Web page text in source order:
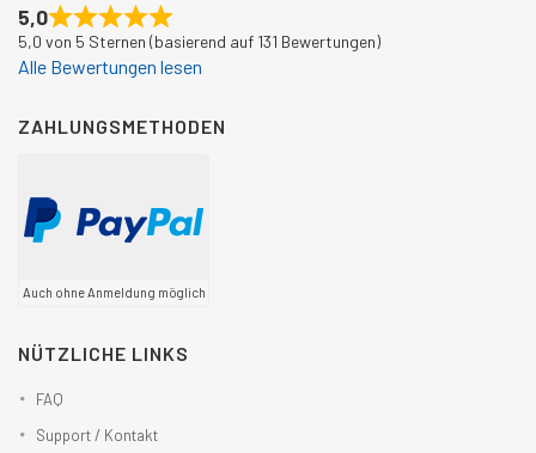
5,0
5,0 von 5 Sternen (basierend auf 131 Bewertungen)
Alle Bewertungen lesen
ZAHLUNGSMETHODEN
Auch ohne Anmeldung möglich
NÜTZLICHE LINKS
FAQ
Support / Kontakt